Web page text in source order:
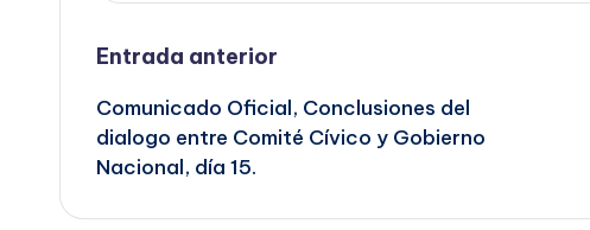
Navegación
de
entradas
Entrada anterior
Comunicado Oficial, Conclusiones del
dialogo entre Comité Cívico y Gobierno
Nacional, día 15.